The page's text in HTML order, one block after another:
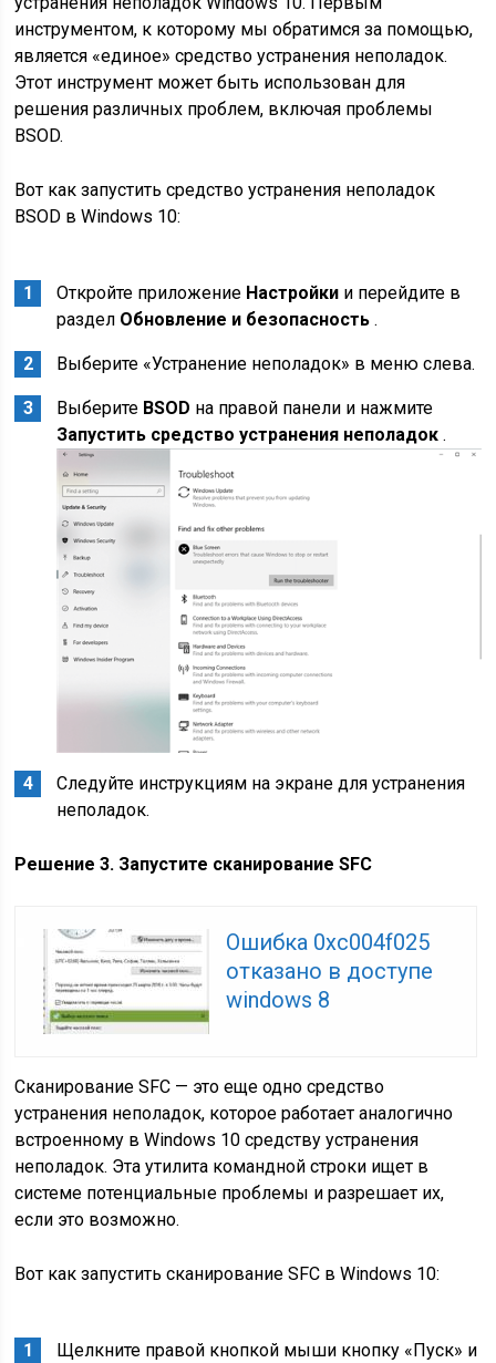
инструментом, к которому мы обратимся за помощью,
является «единое» средство устранения неполадок.
Этот инструмент может быть использован для
решения различных проблем, включая проблемы
BSOD.
Вот как запустить средство устранения неполадок
BSOD в Windows 10:
Откройте приложение Настройки и перейдите в
раздел Обновление и безопасность.
Выберите «Устранение неполадок» в меню слева.
Выберите BSOD на правой панели и нажмите
Запустить средство устранения неполадок.
Следуйте инструкциям на экране для устранения
неполадок.
Решение 3. Запустите сканирование SFC
Ошибка 0xc004f025
отказано в доступе
windows 8
Сканирование SFC — это еще одно средство
устранения неполадок, которое работает аналогично
встроенному в Windows 10 средству устранения
неполадок. Эта утилита командной строки ищет в
системе потенциальные проблемы и разрешает их,
если это возможно.
Вот как запустить сканирование SFC в Windows 10:
Щелкните правой кнопкой мыши кнопку «Пуск» и